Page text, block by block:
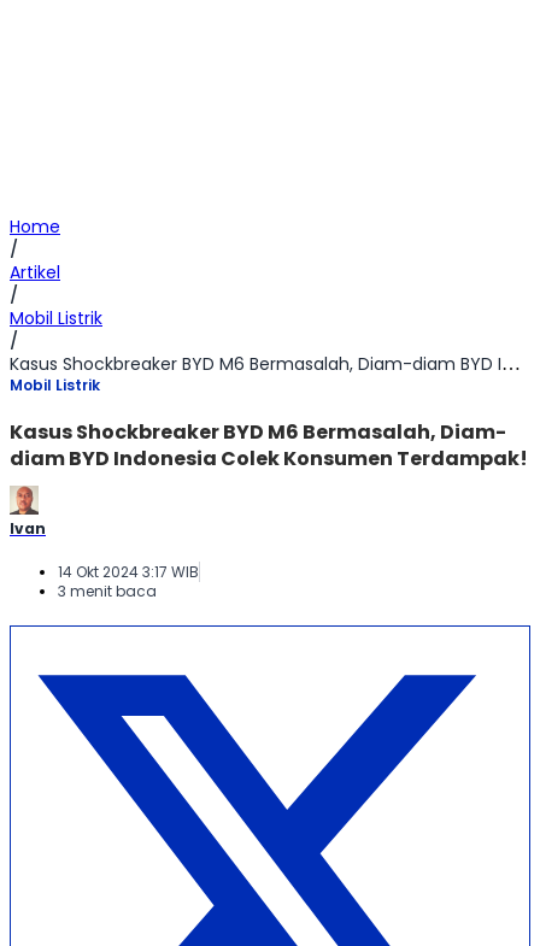
Home
/
Artikel
/
Mobil Listrik
/
Kasus Shockbreaker BYD M6 Bermasalah, Diam-diam BYD Indonesia Colek Konsumen Terdampak!
Mobil Listrik
Kasus Shockbreaker BYD M6 Bermasalah, Diam-
diam BYD Indonesia Colek Konsumen Terdampak!
Ivan
14 Okt 2024 3:17 WIB
3 menit baca